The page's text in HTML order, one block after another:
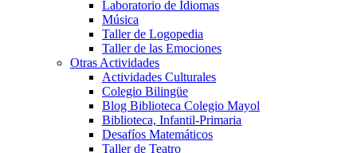
Laboratorio de Idiomas
Música
Taller de Logopedia
Taller de las Emociones
Otras Actividades
Actividades Culturales
Colegio Bilingüe
Blog Biblioteca Colegio Mayol
Biblioteca, Infantil-Primaria
Desafíos Matemáticos
Taller de Teatro